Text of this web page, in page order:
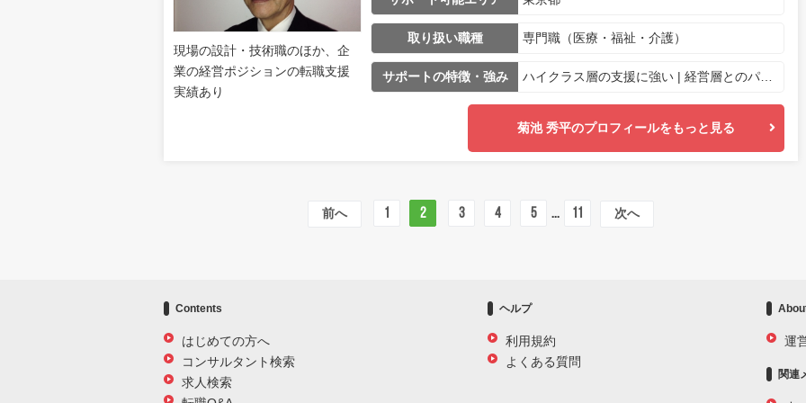
現場の設計・技術職のほか、企
業の経営ポジションの転職支援
実績あり
取り扱い職種 専門職（医療・福祉・介護）
サポートの特徴・強み
菊池 秀平のプロフィールをもっと見る
前へ 1 2 3 4 5 ... 11 次へ
Contents
はじめての方へ
コンサルタント検索
求人検索
ヘルプ
利用規約
よくある質問
運
関連